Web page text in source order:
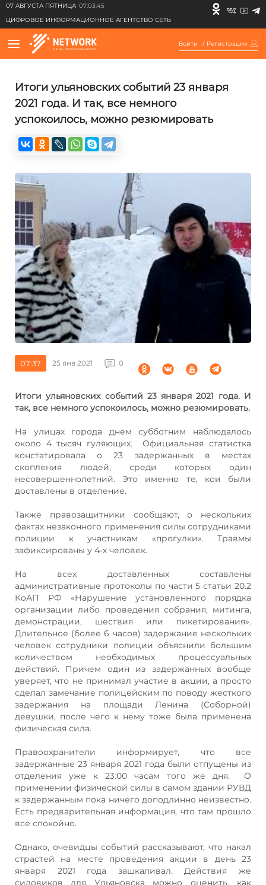
07 АВГУСТА ПЯТНИЦА 07:03:45
ЦИФРОВОЕ ИНФОРМАЦИОННОЕ АГЕНТСТВО СЕТЬ
Войти / Регистрация
Итоги ульяновских событий 23 января
2021 года. И так, все немного
успокоилось, можно резюмировать
07:37 25 янв 2021 0
Итоги ульяновских событий 23 января 2021 года. И
так, все немного успокоилось, можно резюмировать.
На улицах города днем субботним наблюдалось
около 4 тысяч гуляющих. Официальная статистка
констатировала о 23 задержанных в местах
скопления людей, среди которых один
несовершеннолетний. Это именно те, кои были
доставлены в отделение.
Также правозащитники сообщают, о нескольких
фактах незаконного применения силы сотрудниками
полиции к участникам «прогулки». Травмы
зафиксированы у 4-х человек.
На всех доставленных составлены
административные протоколы по части 5 статьи 20.2
КоАП РФ «Нарушение установленного порядка
организации либо проведения собрания, митинга,
демонстрации, шествия или пикетирования».
Длительное (более 6 часов) задержание нескольких
человек сотрудники полиции объяснили большим
количеством необходимых процессуальных
действий. Причем один из задержанных вообще
уверяет, что не принимал участие в акции, а просто
сделал замечание полицейским по поводу жесткого
задержания на площади Ленина (Соборной)
девушки, после чего к нему тоже была применена
физическая сила.
Правоохранители информирует, что все
задержанные 23 января 2021 года были отпущены из
отделения уже к 23:00 часам того же дня. О
применении физической силы в самом здании РУВД
к задержанным пока ничего доподлинно неизвестно.
Есть предварительная информация, что там прошло
все спокойно.
Однако, очевидцы событий рассказывают, что накал
страстей на месте проведения акции в день 23
января 2021 года зашкаливал. Действия же
силовиков для Ульяновска можно оценить, как